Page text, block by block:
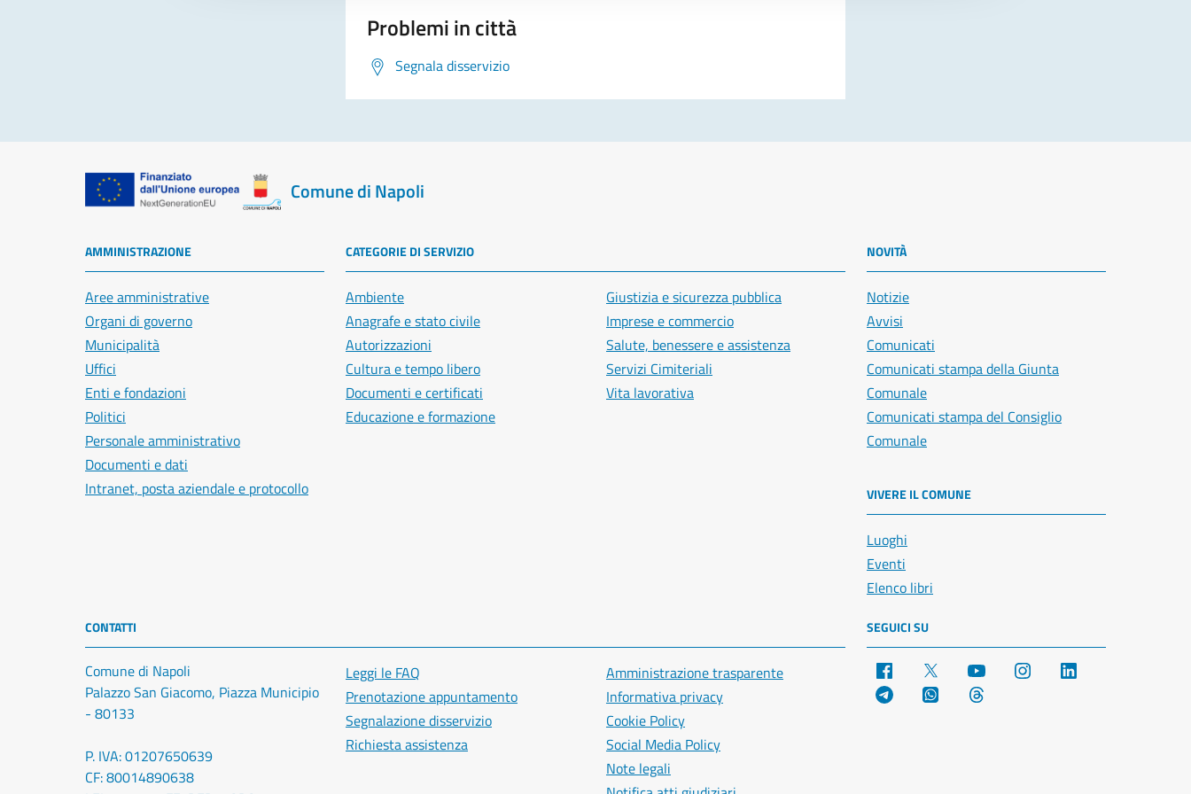
Problemi in città
Segnala disservizio
Comune di Napoli
AMMINISTRAZIONE
Aree amministrative
Organi di governo
Municipalità
Uffici
Enti e fondazioni
Politici
Personale amministrativo
Documenti e dati
Intranet, posta aziendale e protocollo
CATEGORIE DI SERVIZIO
Ambiente
Anagrafe e stato civile
Autorizzazioni
Cultura e tempo libero
Documenti e certificati
Educazione e formazione
Giustizia e sicurezza pubblica
Imprese e commercio
Salute, benessere e assistenza
Servizi Cimiteriali
Vita lavorativa
NOVITÀ
Notizie
Avvisi
Comunicati
Comunicati stampa della Giunta
Comunale
Comunicati stampa del Consiglio
Comunale
VIVERE IL COMUNE
Luoghi
Eventi
Elenco libri
CONTATTI
Comune di Napoli
Palazzo San Giacomo, Piazza Municipio
- 80133
P. IVA: 01207650639
CF: 80014890638
Leggi le FAQ
Prenotazione appuntamento
Segnalazione disservizio
Richiesta assistenza
Amministrazione trasparente
Informativa privacy
Cookie Policy
Social Media Policy
Note legali
SEGUICI SU
Facebook YouTube Instagram
Telegram WhatsApp